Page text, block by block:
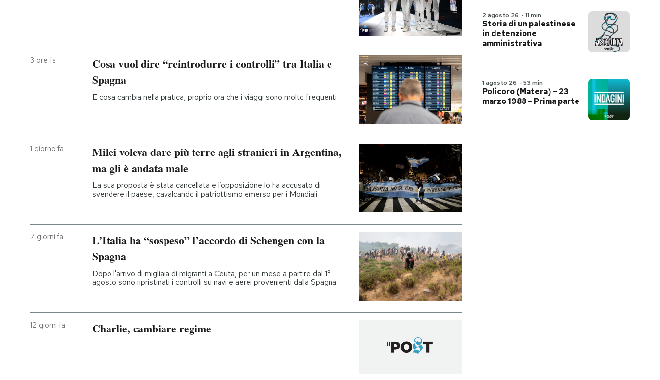
3 ore fa
Cosa vuol dire “reintrodurre i controlli” tra Italia e
Spagna
E cosa cambia nella pratica, proprio ora che i viaggi sono molto frequenti
1 giorno fa
Milei voleva dare più terre agli stranieri in Argentina,
ma gli è andata male
La sua proposta è stata cancellata e l’opposizione lo ha accusato di
svendere il paese, cavalcando il patriottismo emerso per i Mondiali
7 giorni fa
L’Italia ha “sospeso” l’accordo di Schengen con la
Spagna
Dopo l'arrivo di migliaia di migranti a Ceuta, per un mese a partire dal 1°
agosto sono ripristinati i controlli su navi e aerei provenienti dalla Spagna
12 giorni fa Charlie, cambiare regime
2 agosto 26 - 11 min
Storia di un palestinese
in detenzione
amministrativa
1 agosto 26 - 53 min
Policoro (Matera) – 23
marzo 1988 – Prima parte